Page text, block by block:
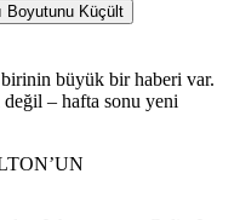
Boyutunu Küçült
büyük bir haberi var.
– hafta sonu yeni